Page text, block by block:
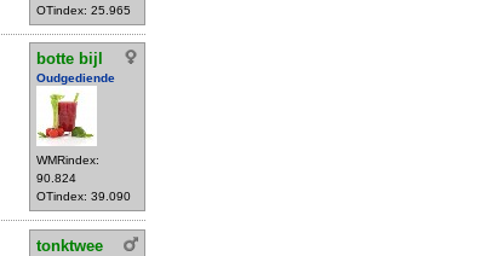
OTindex: 25.965
botte bijl
Oudgediende
WMRindex:
90.824
OTindex: 39.090
tonktwee